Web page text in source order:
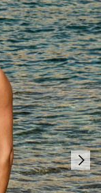
料
知らせ